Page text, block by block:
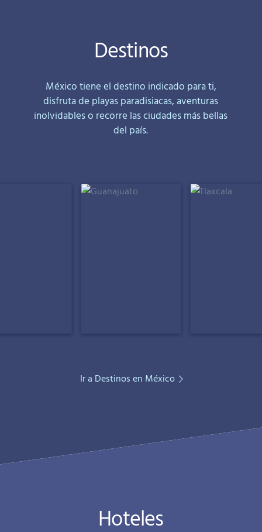
Destinos
México tiene el destino indicado para ti,
disfruta de playas paradisiacas, aventuras
inolvidables o recorre las ciudades más bellas
del país.
Ir a Destinos en México
Hoteles